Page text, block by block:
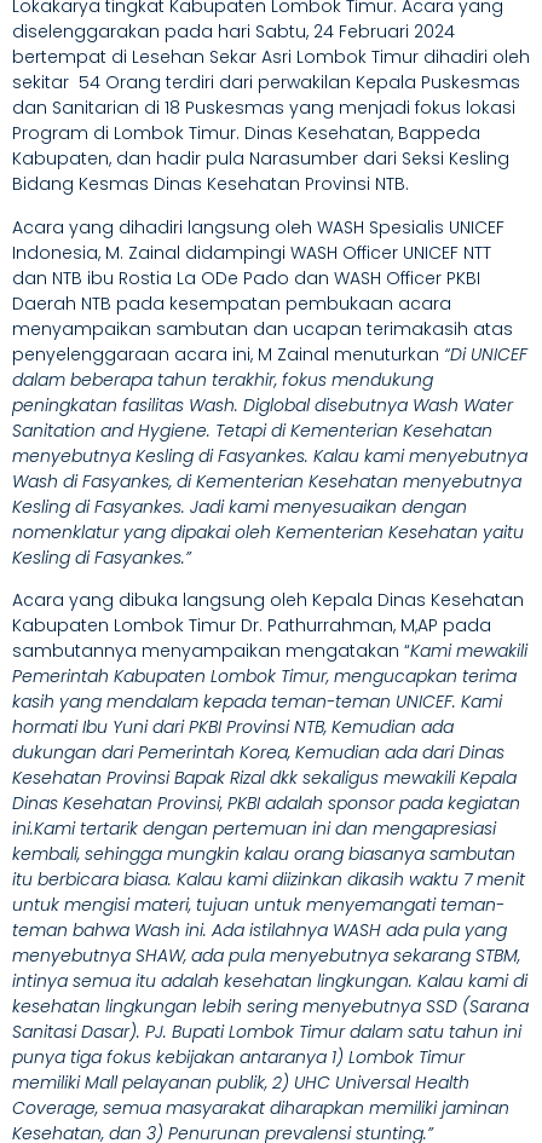
Lokakarya tingkat Kabupaten Lombok Timur. Acara yang
diselenggarakan pada hari Sabtu, 24 Februari 2024
bertempat di Lesehan Sekar Asri Lombok Timur dihadiri oleh
sekitar 54 Orang terdiri dari perwakilan Kepala Puskesmas
dan Sanitarian di 18 Puskesmas yang menjadi fokus lokasi
Program di Lombok Timur. Dinas Kesehatan, Bappeda
Kabupaten, dan hadir pula Narasumber dari Seksi Kesling
Bidang Kesmas Dinas Kesehatan Provinsi NTB.
Acara yang dihadiri langsung oleh WASH Spesialis UNICEF
Indonesia, M. Zainal didampingi WASH Officer UNICEF NTT
dan NTB ibu Rostia La ODe Pado dan WASH Officer PKBI
Daerah NTB pada kesempatan pembukaan acara
menyampaikan sambutan dan ucapan terimakasih atas
penyelenggaraan acara ini, M Zainal menuturkan “Di UNICEF
dalam beberapa tahun terakhir, fokus mendukung
peningkatan fasilitas Wash. Diglobal disebutnya Wash Water
Sanitation and Hygiene. Tetapi di Kementerian Kesehatan
menyebutnya Kesling di Fasyankes. Kalau kami menyebutnya
Wash di Fasyankes, di Kementerian Kesehatan menyebutnya
Kesling di Fasyankes. Jadi kami menyesuaikan dengan
nomenklatur yang dipakai oleh Kementerian Kesehatan yaitu
Kesling di Fasyankes.”
Acara yang dibuka langsung oleh Kepala Dinas Kesehatan
Kabupaten Lombok Timur Dr. Pathurrahman, M,AP pada
sambutannya menyampaikan mengatakan “Kami mewakili
Pemerintah Kabupaten Lombok Timur, mengucapkan terima
kasih yang mendalam kepada teman-teman UNICEF. Kami
hormati Ibu Yuni dari PKBI Provinsi NTB, Kemudian ada
dukungan dari Pemerintah Korea, Kemudian ada dari Dinas
Kesehatan Provinsi Bapak Rizal dkk sekaligus mewakili Kepala
Dinas Kesehatan Provinsi, PKBI adalah sponsor pada kegiatan
ini.Kami tertarik dengan pertemuan ini dan mengapresiasi
kembali, sehingga mungkin kalau orang biasanya sambutan
itu berbicara biasa. Kalau kami diizinkan dikasih waktu 7 menit
untuk mengisi materi, tujuan untuk menyemangati teman-
teman bahwa Wash ini. Ada istilahnya WASH ada pula yang
menyebutnya SHAW, ada pula menyebutnya sekarang STBM,
intinya semua itu adalah kesehatan lingkungan. Kalau kami di
kesehatan lingkungan lebih sering menyebutnya SSD (Sarana
Sanitasi Dasar). PJ. Bupati Lombok Timur dalam satu tahun ini
punya tiga fokus kebijakan antaranya 1) Lombok Timur
memiliki Mall pelayanan publik, 2) UHC Universal Health
Coverage, semua masyarakat diharapkan memiliki jaminan
Kesehatan, dan 3) Penurunan prevalensi stunting.”